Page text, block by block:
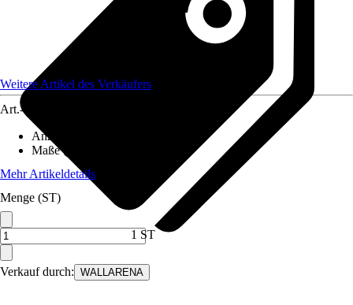
Verkauf durch: WALLARENA
Weitere Artikel des Verkäufers
Art.-Nr.
Anzahl der Teile
Maße (BxH)
Mehr Artikeldetails
Menge (ST)
1 ST